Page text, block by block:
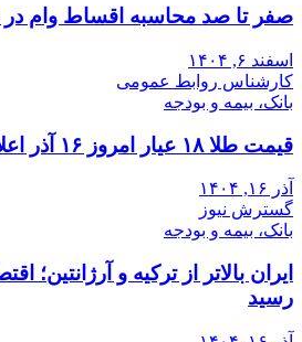
صفر تا صد محاسبه اقساط وام در
اسفند ۶, ۱۴۰۴
کارشناس روابط عمومی
بانک، بیمه و بودجه
قیمت طلا ۱۸ عیار امروز ۱۶ آذر اعلام شد + جدول
آذر ۱۶, ۱۴۰۴
گسترش نیوز
بانک، بیمه و بودجه
ایران بالاتر از ترکیه و آرژانتین؛
رسید